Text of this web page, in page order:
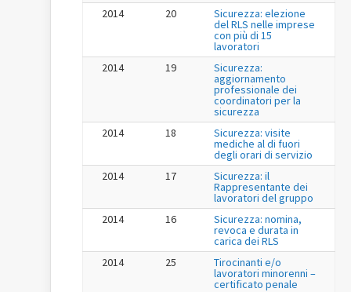
2014
20 Sicurezza: elezione
del RLS nelle imprese
con più di 15
lavoratori
2014
19 Sicurezza:
aggiornamento
professionale dei
coordinatori per la
sicurezza
2014
18 Sicurezza: visite
mediche al di fuori
degli orari di servizio
2014
17 Sicurezza: il
Rappresentante dei
lavoratori del gruppo
2014
16 Sicurezza: nomina,
revoca e durata in
carica dei RLS
2014
25 Tirocinanti e/o
lavoratori minorenni –
certificato penale